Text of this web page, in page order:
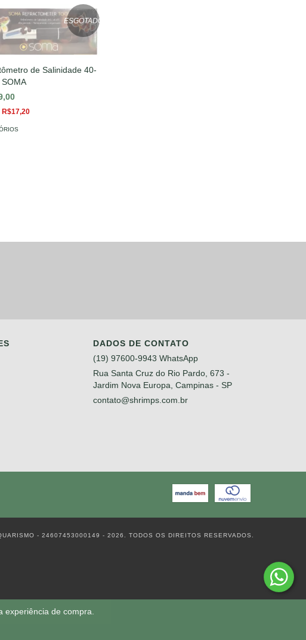
experiência de compra.
ESGOTADO
de Salinidade 40-
SOMA
R$17,20
DADOS DE CONTATO
(19) 97600-9943 WhatsApp
Rua Santa Cruz do Rio Pardo, 673 -
Jardim Nova Europa, Campinas - SP
contato@shrimps.com.br
- 24607453000149 - 2026. TODOS OS DIREITOS RESERVADOS.